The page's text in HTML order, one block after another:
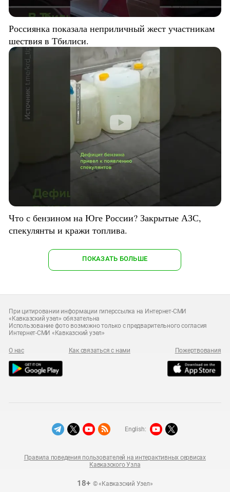
Россиянка показала неприличный жест участникам
шествия в Тбилиси.
Что с бензином на Юге России? Закрытые АЗС,
спекулянты и кражи топлива.
ПОКАЗАТЬ БОЛЬШЕ
При цитировании информации гиперссылка на Интернет-СМИ
«Кавказский узел» обязательна
Использование фото возможно только с предварительного согласия
Интернет-СМИ «Кавказский узел»
О нас Как связаться с нами Пожертвования
18+© «Кавказский Узел»
Правила поведения пользователей на интерактивных сервисах
Кавказского Узла
English: